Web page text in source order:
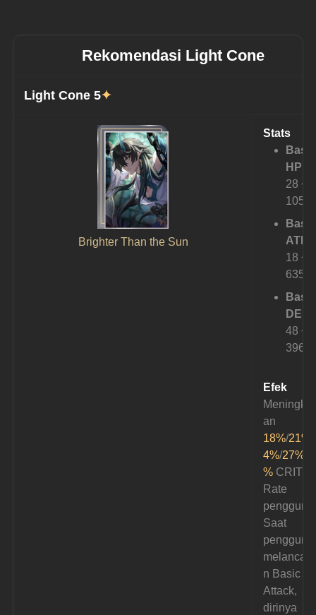
Rekomendasi Light Cone
Light Cone 5✦
Brighter Than the Sun
Stats
Base
HP:
28 ~
1058
Base
ATK:
18 ~
635
Base
DEF:
48 ~
396
Efek
an
18%/21%
4%/27%
% CRIT
Rate
Saat
n Basic
Attack,
dirinya